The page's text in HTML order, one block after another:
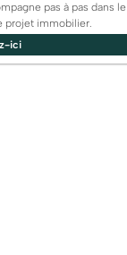
pas à pas dans le
projet immobilier.
ici